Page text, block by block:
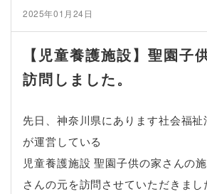
2025年01月24日
【児童養護施設】聖園子
訪問しました。
先日、神奈川県にあります社会福
が運営している
児童養護施設 聖園子供の家さんの
さんの元を訪問させていただきまし